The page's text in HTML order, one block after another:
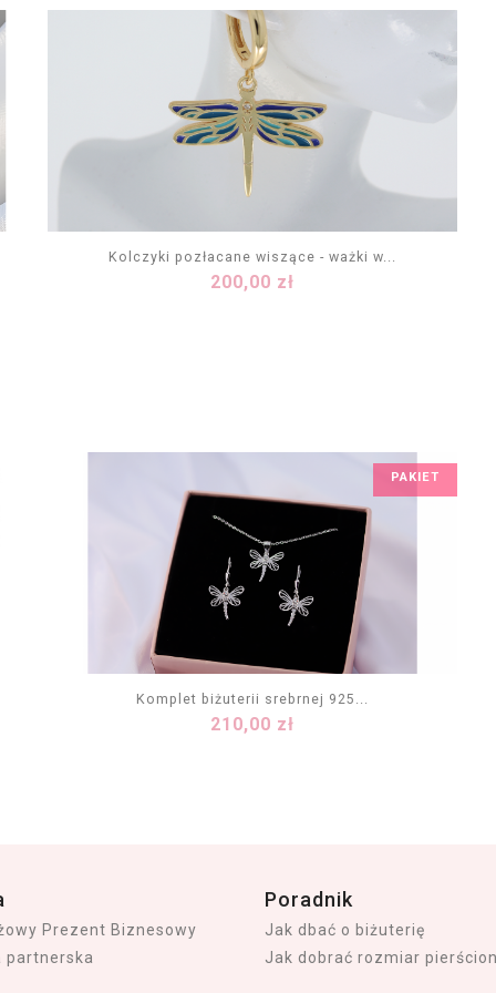
Kolczyki pozłacane wiszące - ważki w...
Cena
200,00 zł
DODAJ DO KOSZYKA
Komplet biżuterii srebrnej 925...
Cena
210,00 zł
PAKIET
DODAJ DO KOSZYKA
Prezent Biznesowy
partnerska
Poradnik
Jak dbać o biżuterię
Jak dobrać rozmiar